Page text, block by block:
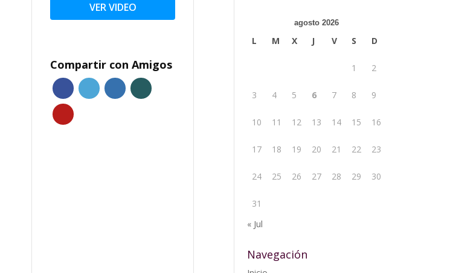
VER VIDEO
Compartir con Amigos
agosto 2026
L M X J V S D
1 2
3 4 5 6 7 8 9
10 11 12 13 14 15 16
17 18 19 20 21 22 23
24 25 26 27 28 29 30
31
« Jul
Navegación